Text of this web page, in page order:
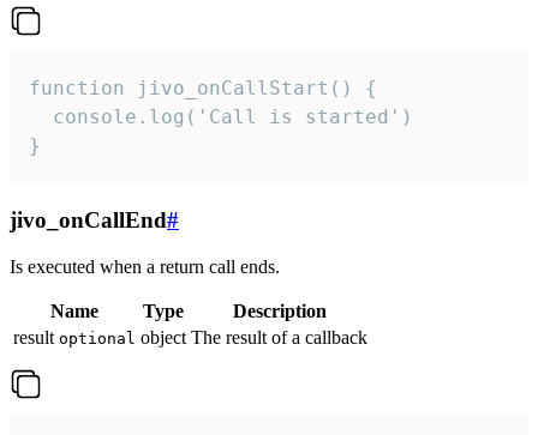
function jivo_onCallStart() {
  console.log('Call is started')
}
jivo_onCallEnd#
Is executed when a return call ends.
Name Type
Description
result optional object The result of a callback